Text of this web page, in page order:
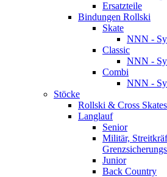
Ersatzteile
Bindungen Rollski
Skate
NNN -
Classic
NNN -
Combi
NNN -
Stöcke
Rollski & Cross Skates
Langlauf
Senior
Militär,
Junior
Back Country